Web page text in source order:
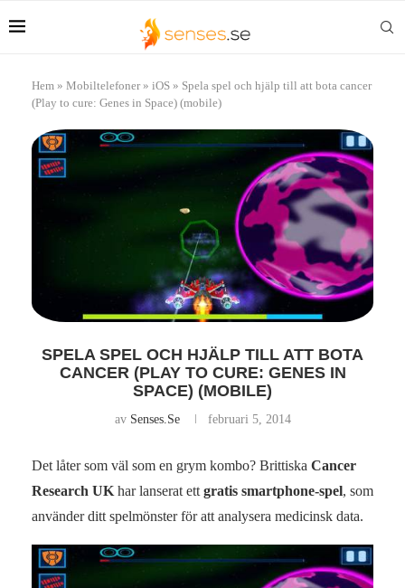
Hem » Mobiltelefoner» iOS » Spela spel och hjälp till att bota cancer
(Play to cure: Genes in Space) (mobile)
SPELA SPEL OCH HJÄLP TILL ATT BOTA
CANCER (PLAY TO CURE: GENES IN
SPACE) (MOBILE)
av Senses.se februari 5, 2014
Det låter som väl som en grym kombo? Brittiska Cancer
Research UK har lanserat ett gratis smartphone-spel, som
använder ditt spelmönster för att analysera medicinsk data.